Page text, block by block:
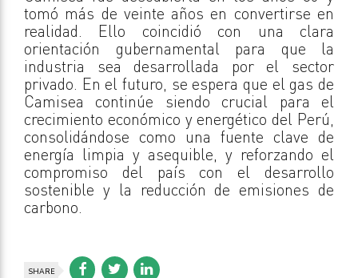
tomó más de veinte años en convertirse en
realidad. Ello coincidió con una clara
orientación gubernamental para que la
industria sea desarrollada por el sector
privado. En el futuro, se espera que el gas de
Camisea continúe siendo crucial para el
crecimiento económico y energético del Perú,
consolidándose como una fuente clave de
energía limpia y asequible, y reforzando el
compromiso del país con el desarrollo
sostenible y la reducción de emisiones de
carbono.
SHARE